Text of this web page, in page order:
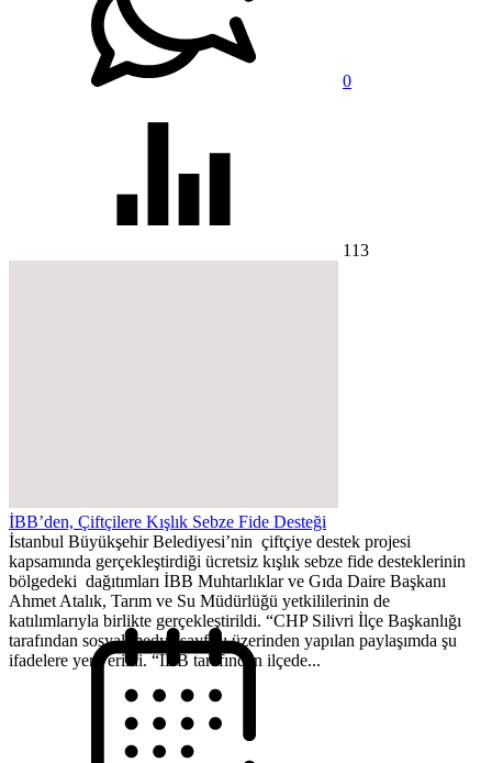
0
113
İBB’den, Çiftçilere Kışlık Sebze Fide Desteği
İstanbul Büyükşehir Belediyesi’nin çiftçiye destek projesi
kapsamında gerçekleştirdiği ücretsiz kışlık sebze fide desteklerinin
bölgedeki dağıtımları İBB Muhtarlıklar ve Gıda Daire Başkanı
Ahmet Atalık, Tarım ve Su Müdürlüğü yetkililerinin de
katılımlarıyla birlikte gerçekleştirildi. “CHP Silivri İlçe Başkanlığı
tarafından sosyal medya sayfası üzerinden yapılan paylaşımda şu
ifadelere yer verildi. “İBB tarafından ilçede...